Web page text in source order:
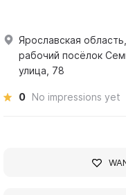
Ярославская
рабочий посёлок
улица, 78
0 No impressions yet